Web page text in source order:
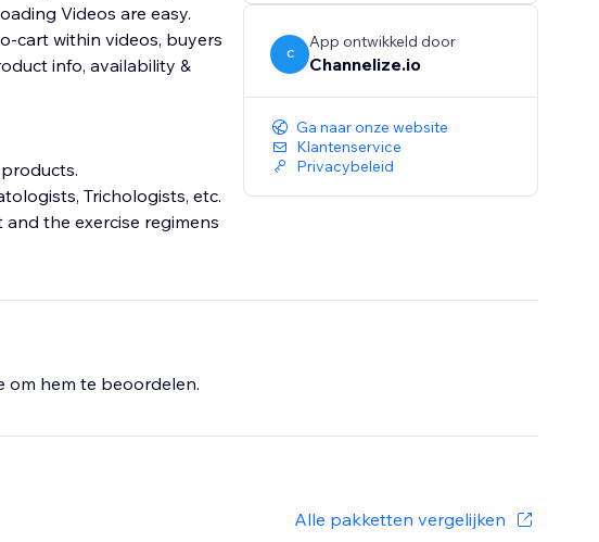
Videos are easy.
cart within videos, buyers
info, availability &
Trichologists, etc.
the exercise regimens
C
App ontwikkeld door
Channelize.io
Ga naar onze website
Klantenservice
Privacybeleid
om hem te beoordelen.
Alle pakketten vergelijken